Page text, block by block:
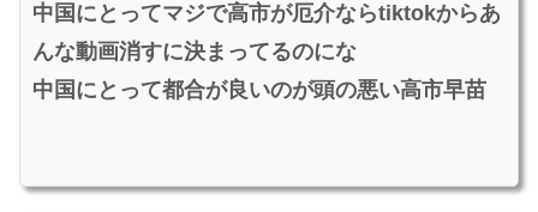
中国にとってマジで高市が厄介ならtiktokからあ
んな動画消すに決まってるのにな
中国にとって都合が良いのが頭の悪い高市早苗